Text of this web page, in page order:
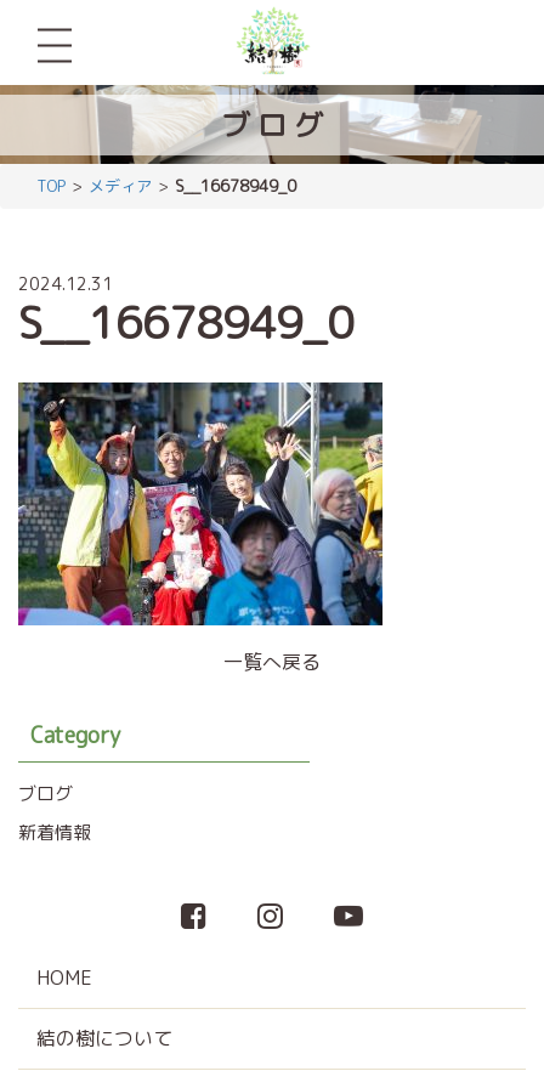
ブロ グ
TOP メディア S__16678949_0
2024.12.31
S__16678949_0
一覧へ戻る
Category
ブログ
新着情報
HOME
結の樹について